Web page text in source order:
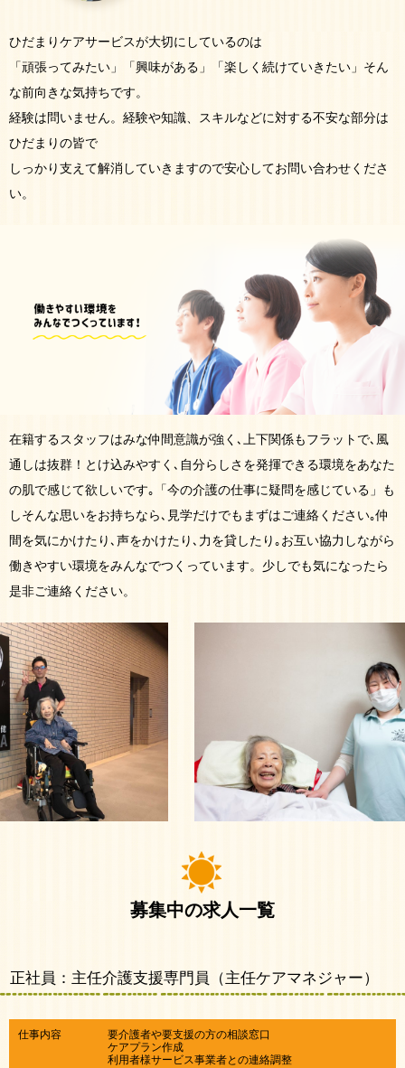
ひだまりケアサービスが大切にしているのは
「頑張ってみたい」「興味がある」「楽しく続けていきたい」そん
な前向きな気持ちです。
経験は問いません。経験や知識、スキルなどに対する不安な部分は
ひだまりの皆で
しっかり支えて解消していきますので安心してお問い合わせくださ
い。
在籍するスタッフはみな仲間意識が強く､上下関係もフラットで､風
通しは抜群！とけ込みやすく､自分らしさを発揮できる環境をあなた
の肌で感じて欲しいです｡「今の介護の仕事に疑問を感じている」も
しそんな思いをお持ちなら､見学だけでもまずはご連絡ください｡仲
間を気にかけたり､声をかけたり､力を貸したり｡お互い協力しながら
働きやすい環境をみんなでつくっています。少しでも気になったら
是非ご連絡ください。
募集中の求人一覧
正社員：主任介護支援専門員（主任ケアマネジャー）
仕事内容
要介護者や要支援の方の相談窓口
ケアプラン作成
利用者様サービス事業者との連絡調整